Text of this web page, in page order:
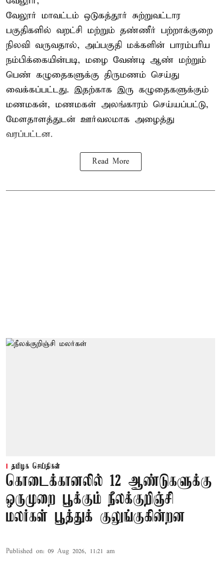
வேலூர் மாவட்டம் ஒடுகத்தூர் சுற்றுவட்டார
பகுதிகளில் வறட்சி மற்றும் தண்ணீர் பற்றாக்குறை
நிலவி வருவதால், அப்பகுதி மக்களின் பாரம்பரிய
நம்பிக்கையின்படி, மழை வேண்டி ஆண் மற்றும்
பெண் கழுதைகளுக்கு திருமணம் செய்து
வைக்கப்பட்டது. இதற்காக இரு கழுதைகளுக்கும்
மணமகன், மணமகள் அலங்காரம் செய்யப்பட்டு,
மேளதாளத்துடன் ஊர்வலமாக அழைத்து
வரப்பட்டன.
Read More
தமிழக செய்திகள்
கொடைக்கானலில் 12 ஆண்டுகளுக்கு
ஒருமுறை பூக்கும் நீலக்குறிஞ்சி
மலர்கள் பூத்துக் குலுங்குகின்றன
Published on: 09 Aug 2026, 11:21 am